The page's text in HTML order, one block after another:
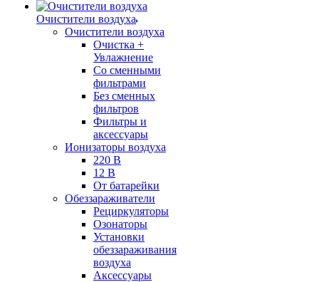
Очистители воздуха
Очистители воздуха
Очистка +
Увлажнение
Cо сменными
фильтрами
Без сменных
фильтров
Фильтры и
аксессуары
Ионизаторы воздуха
220 В
12 В
От батарейки
Обеззараживатели
Рециркуляторы
Озонаторы
Установки
обеззараживания
воздуха
Аксессуары